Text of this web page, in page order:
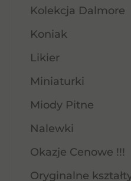
Kolekcja Dalmore
Koniak
Likier
Miniaturki
Miody Pitne
Nalewki
Okazje Cenowe !!!
Oryginalne